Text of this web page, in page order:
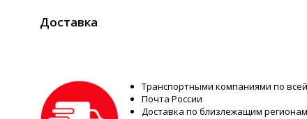
Доставка
Транспортными компаниями по
Почта России
Доставка по близлежащим